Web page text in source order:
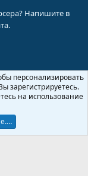
Напишите в
Ltd.
персонализировать
зарегистрируетесь.
на использование